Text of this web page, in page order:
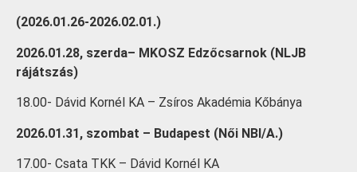
(2026.01.26-2026.02.01.)
2026.01.28, szerda– MKOSZ Edzőcsarnok (NLJB
rájátszás)
18.00- Dávid Kornél KA – Zsíros Akadémia Kőbánya
2026.01.31, szombat – Budapest (Női NBI/A.)
17.00- Csata TKK – Dávid Kornél KA